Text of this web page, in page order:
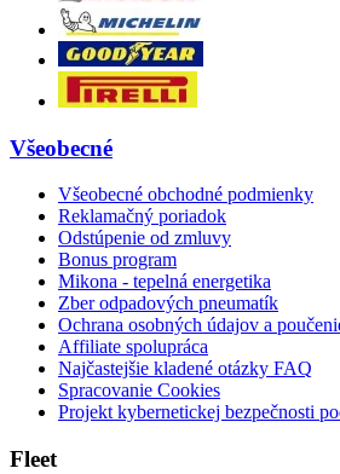
Všeobecné
Všeobecné obchodné podmienky
Reklamačný poriadok
Odstúpenie od zmluvy
Bonus program
Mikona - tepelná energetika
Zber odpadových pneumatík
Ochrana osobných údajov a
Affiliate spolupráca
Najčastejšie kladené otázky FAQ
Spracovanie Cookies
Projekt kybernetickej bezpečnosti
Fleet